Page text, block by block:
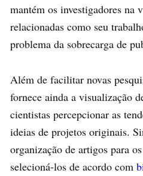
mantém os investigadores na
relacionadas como seu
problema da sobrecarga de
Além de facilitar novas
fornece ainda a visualização
cientistas percepcionar as
ideias de projetos originais.
organização de artigos para
selecioná-los de acordo com